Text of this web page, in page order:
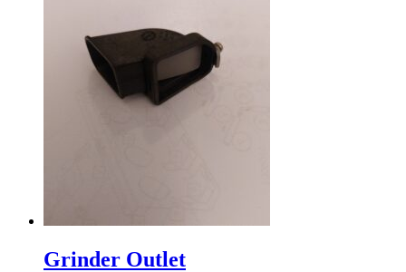
Grinder Outlet